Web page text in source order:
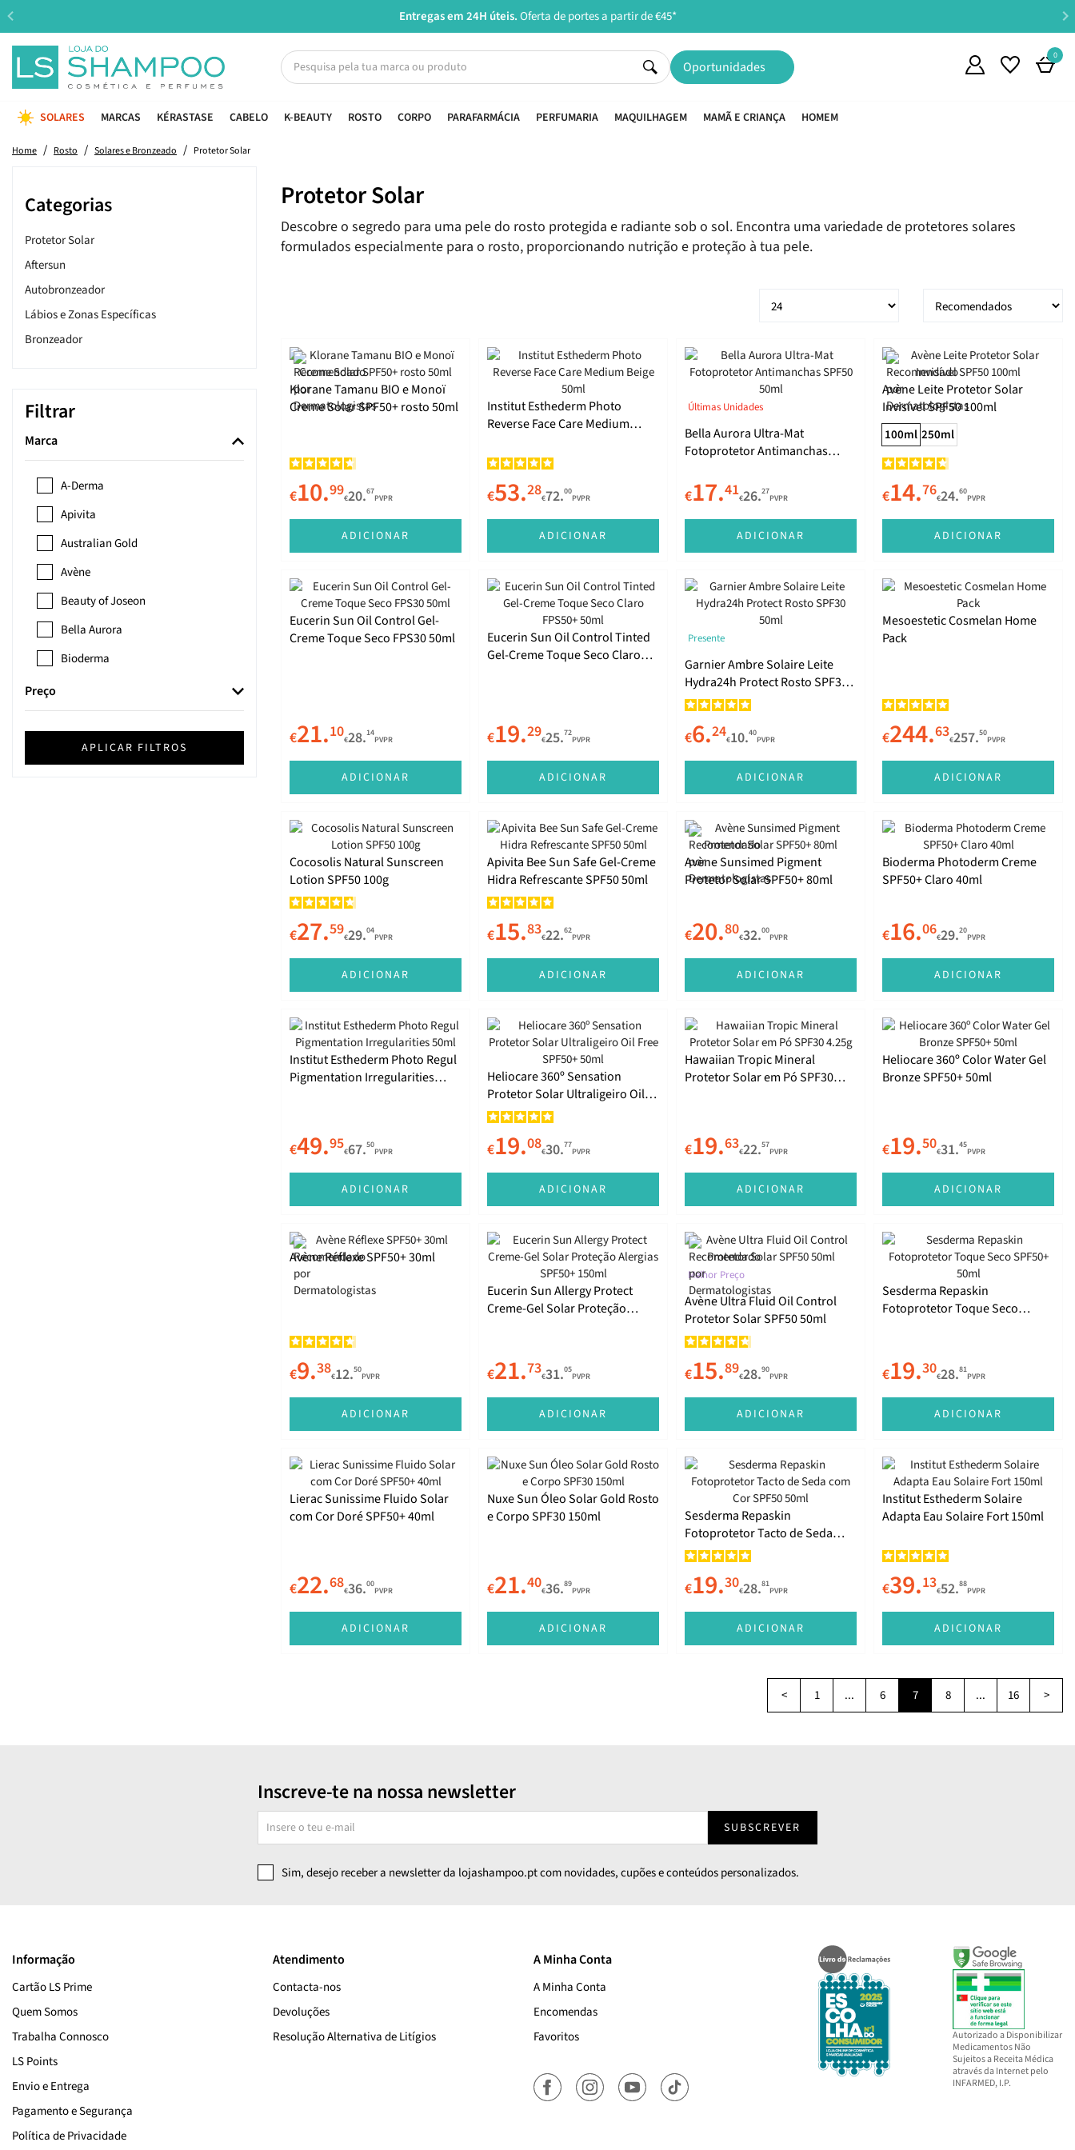
Entregas em 24H úteis.Oferta de portes a partir de €45*
Oportunidades
0
SOLARES MARCAS KÉRASTASE CABELO K-BEAUTY ROSTO CORPO PARAFARMÁCIA PERFUMARIA MAQUILHAGEM MAMÃ E CRIANÇA HOMEM
Home Rosto Solares e Bronzeado Protetor Solar
Categorias
Protetor Solar
Aftersun
Autobronzeador
Lábios e Zonas Específicas
Bronzeador
Filtrar
Marca
A-Derma
Apivita
Australian Gold
Avène
Beauty of Joseon
Bella Aurora
Bioderma
Boticário
Caudalie
Suntribe
SVR
Thalgo
Tocobo
Vichy
Preço
APLICAR FILTROS
Protetor Solar
Descobre o segredo para uma pele do rosto protegida e radiante sob o sol. Encontra uma variedade de protetores solares
formulados especialmente para o rosto, proporcionando nutrição e proteção à tua pele.
Klorane Tamanu BIO e Monoï
Creme Solar SPF50+ rosto 50ml
€10.99€20.67
PVPR
ADICIONAR
Institut Esthederm Photo
Reverse Face Care Medium
€53.28€72.00
PVPR
ADICIONAR
Últimas Unidades
Bella Aurora Ultra-Mat
Fotoprotetor Antimanchas
€17.41€26.27
PVPR
ADICIONAR
Avène Leite Protetor Solar
Invisível SPF50 100ml
100ml 250ml
€14.76€24.60
PVPR
ADICIONAR
Eucerin Sun Oil Control Gel-
Creme Toque Seco FPS30 50ml
€21.10€28.14
PVPR
ADICIONAR
Eucerin Sun Oil Control Tinted
Gel-Creme Toque Seco Claro
€19.29€25.72
PVPR
ADICIONAR
Presente
Garnier Ambre Solaire Leite
Hydra24h Protect Rosto SPF30
50ml
€6.24€10.40
PVPR
ADICIONAR
Mesoestetic Cosmelan Home
Pack
€244.63€257.50
PVPR
ADICIONAR
Cocosolis Natural Sunscreen
Lotion SPF50 100g
€27.59€29.04
PVPR
ADICIONAR
Apivita Bee Sun Safe Gel-Creme
Hidra Refrescante SPF50 50ml
€15.83€22.62
PVPR
ADICIONAR
Avène Sunsimed Pigment
Protetor Solar SPF50+ 80ml
€20.80€32.00
PVPR
ADICIONAR
Bioderma Photoderm Creme
SPF50+ Claro 40ml
€16.06€29.20
PVPR
ADICIONAR
Institut Esthederm Photo Regul
Pigmentation Irregularities
€49.95€67.50
PVPR
ADICIONAR
Heliocare 360º Sensation
Protetor Solar Ultraligeiro Oil
Free SPF50+ 50ml
€19.08€30.77
PVPR
ADICIONAR
Hawaiian Tropic Mineral
Protetor Solar em Pó SPF30
€19.63€22.57
PVPR
ADICIONAR
Heliocare 360º Color Water Gel
Bronze SPF50+ 50ml
€19.50€31.45
PVPR
ADICIONAR
Avène Réflexe SPF50+ 30ml
€9.38€12.50
PVPR
ADICIONAR
Eucerin Sun Allergy Protect
Creme-Gel Solar Proteção
€21.73€31.05
PVPR
ADICIONAR
Melhor Preço
Avène Ultra Fluid Oil Control
Protetor Solar SPF50 50ml
€15.89€28.90
PVPR
ADICIONAR
Sesderma Repaskin
Fotoprotetor Toque Seco
€19.30€28.81
PVPR
ADICIONAR
Lierac Sunissime Fluido Solar
com Cor Doré SPF50+ 40ml
€22.68€36.00
PVPR
ADICIONAR
Nuxe Sun Óleo Solar Gold Rosto
e Corpo SPF30 150ml
€21.40€36.89
PVPR
ADICIONAR
Sesderma Repaskin
Fotoprotetor Tacto de Seda
com Cor SPF50 50ml
€19.30€28.81
PVPR
ADICIONAR
Institut Esthederm Solaire
Adapta Eau Solaire Fort 150ml
€39.13€52.88
PVPR
ADICIONAR
< 1 ... 6 7 8 ... 16 >
Inscreve-te na nossa newsletter
SUBSCREVER
Sim, desejo receber a newsletter da lojashampoo.pt com novidades, cupões e conteúdos personalizados.
Informação
Cartão LS Prime
Quem Somos
Trabalha Connosco
LS Points
Envio e Entrega
Pagamento e Segurança
Política de Privacidade
Atendimento
Contacta-nos
Devoluções
Resolução Alternativa de Litígios
A Minha Conta
A Minha Conta
Encomendas
Favoritos
Autorizado a Disponibilizar
Medicamentos Não
Sujeitos a Receita Médica
através da Internet pelo
INFARMED, I.P.